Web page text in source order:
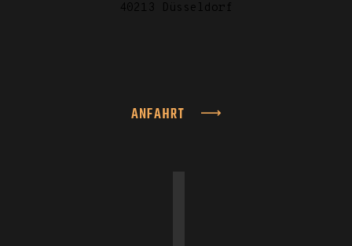
40213 Düsseldorf
ANFAHRT